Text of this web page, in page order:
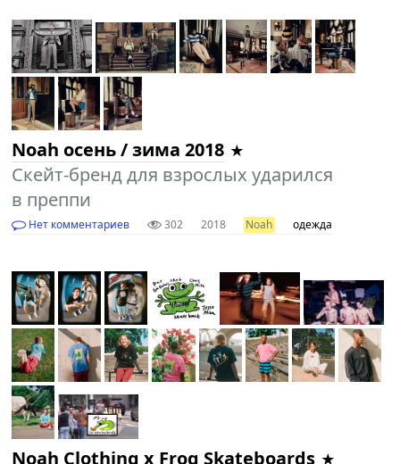
Noah осень / зима 2018
Скейт-бренд для взрослых ударился
в преппи
Нет комментариев 302 2018 Noah одежда
Noah Clothing x Frog Skateboards